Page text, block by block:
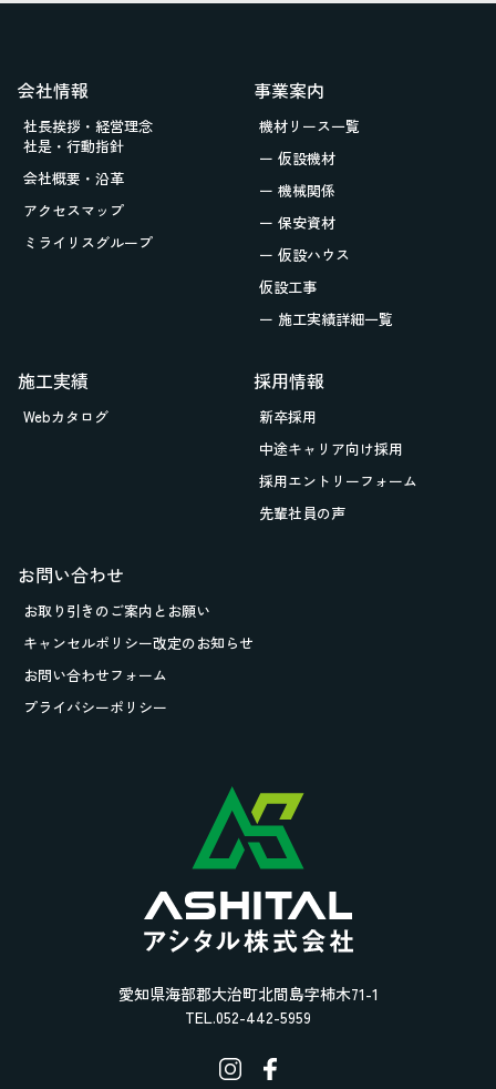
愛知県海部郡大治町北間島字柿木71-1
TEL.052-442-5959
会社情報
社長挨拶・経営理念
社是・行動指針
会社概要・沿革
アクセスマップ
ミライリスグループ
事業案内
機材リース一覧
ー 仮設機材
ー 機械関係
ー 保安資材
ー 仮設ハウス
仮設工事
ー 施工実績詳細一覧
施工実績
Webカタログ
採用情報
新卒採用
中途キャリア向け採用
採用エントリーフォーム
先輩社員の声
お問い合わせ
お取り引きのご案内とお願い
キャンセルポリシー改定のお知らせ
お問い合わせフォーム
プライバシーポリシー